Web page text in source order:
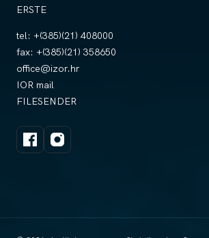
ERSTE
tel: +(385)(21) 408000
fax: +(385)(21) 358650
office@izor.hr
IOR mail
FILESENDER